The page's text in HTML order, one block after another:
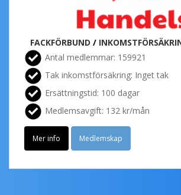
FACKFÖRBUND /
Antal medlemmar: 159921
Tak inkomstförsäkring: Inget tak
Ersättningstid: 100 dagar
Medlemsavgift: 132 kr/mån
Mer info Medlemskap